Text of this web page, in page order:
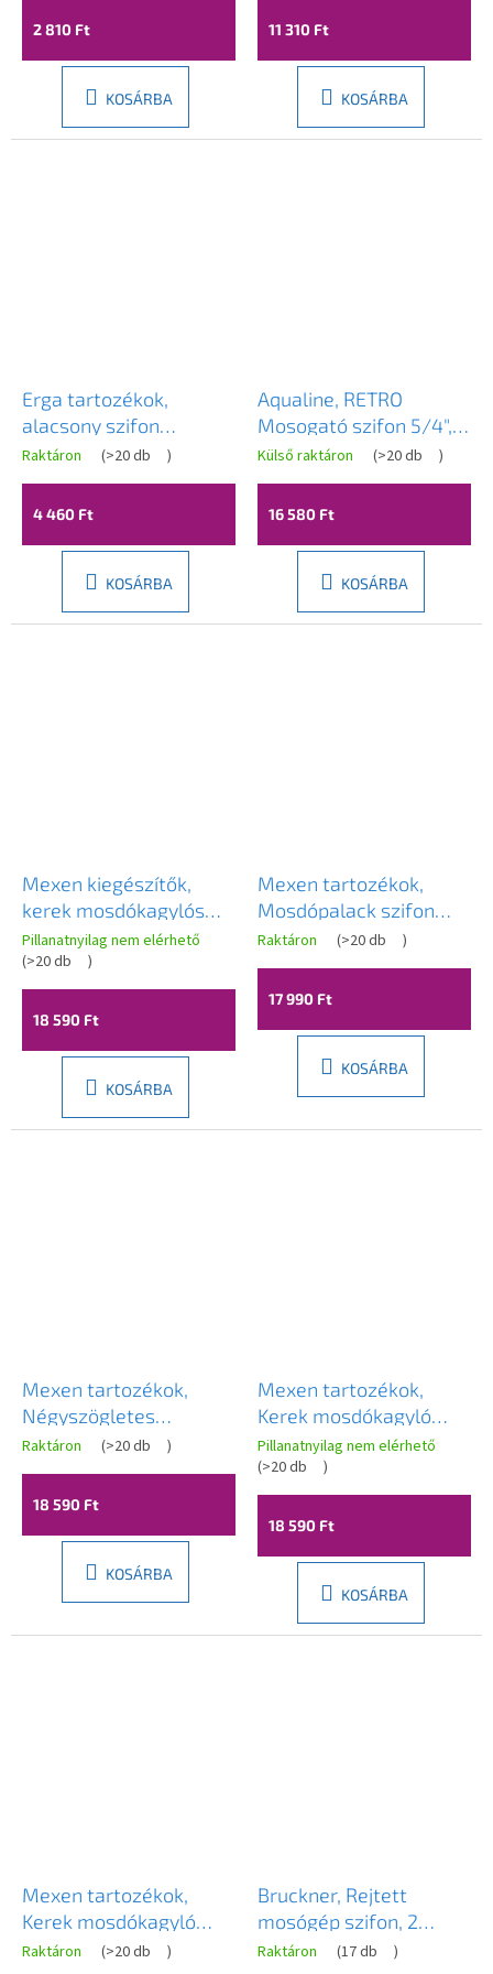
2 810 Ft
KOSÁRBA
11 310 Ft
KOSÁRBA
Erga tartozékok,
alacsony szifon
zuhanytálcához Hyper,
Oldaf, Almac, átmérő
90mm, G1 3/4", ERG-
Raktáron (>20 db )
4 460 Ft
KOSÁRBA
Aqualine, RETRO
Mosogató szifon 5/4",
hulladék 32mm, sötét
bronz, 9686
Külső raktáron (>20 db )
16 580 Ft
KOSÁRBA
Mexen kiegészítők,
kerek mosdókagylós
palack szifon klikk-
klack dugóval, túlfolyó
nélkül, antik bronz,
7991050-30
Pillanatnyilag nem elérhető
(>20 db )
18 590 Ft
KOSÁRBA
Mexen tartozékok,
Mosdópalack szifon
kerek, click-clack
dugóval, túlfolyóval,
fekete, 7992050-70
Raktáron (>20 db )
17 990 Ft
KOSÁRBA
Mexen tartozékok,
Négyszögletes
mosdószifon klikk-klack
dugóval, túlfolyó nélkül,
fekete, 7991660-70
Raktáron (>20 db )
18 590 Ft
KOSÁRBA
Mexen tartozékok,
Kerek mosdókagyló
szifon click-clack
dugóval, túlfolyóval,
antik bronz, 7992050-
30
Pillanatnyilag nem elérhető
(>20 db )
18 590 Ft
KOSÁRBA
Mexen tartozékok,
Kerek mosdókagyló
szifon kattanós
Raktáron (>20 db )
Bruckner, Rejtett
mosógép szifon, 2
csatlakozó, 40 / 50mm,
Raktáron (17 db )